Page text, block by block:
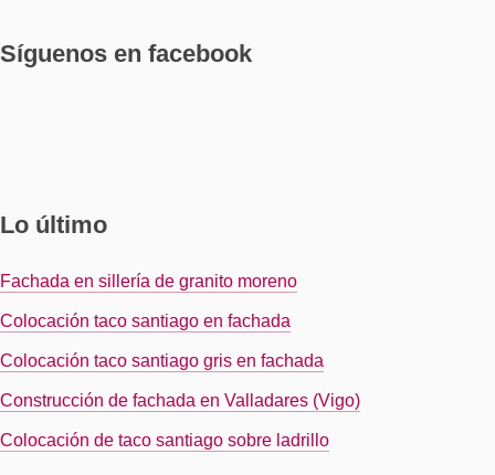
Síguenos en facebook
Lo último
Fachada en sillería de granito moreno
Colocación taco santiago en fachada
Colocación taco santiago gris en fachada
Construcción de fachada en Valladares (Vigo)
Colocación de taco santiago sobre ladrillo